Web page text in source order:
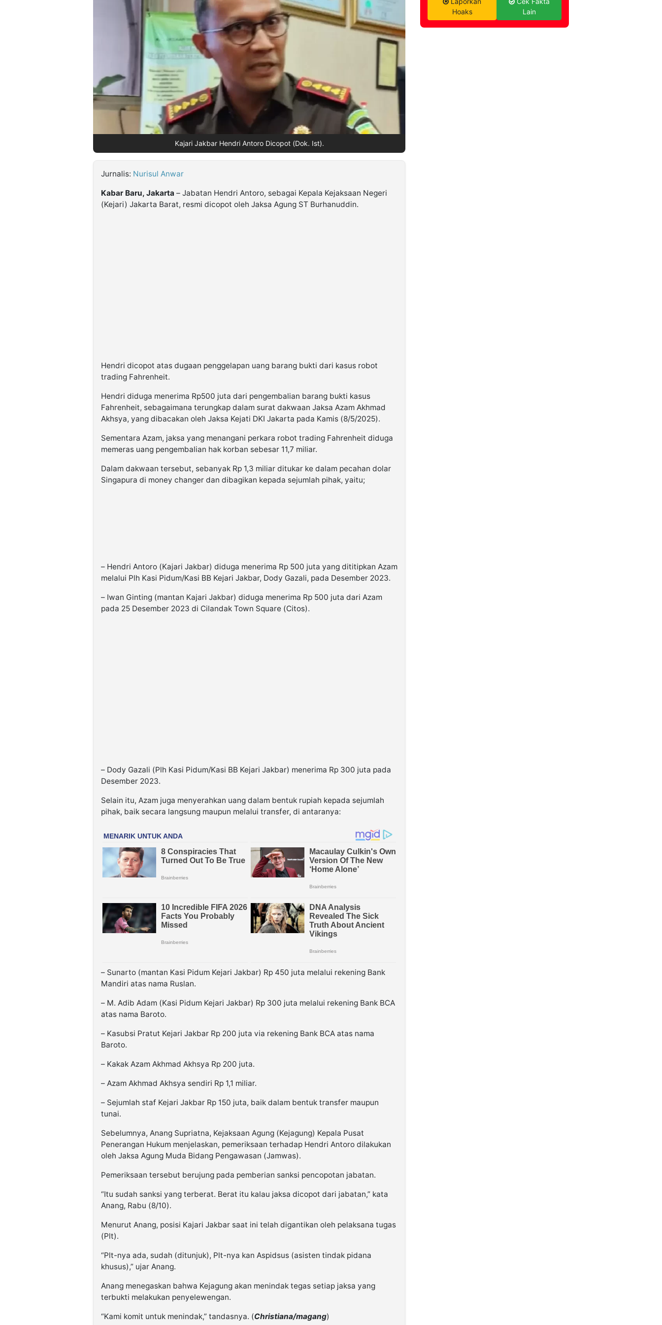
Kajari Jakbar Hendri Antoro Dicopot (Dok. Ist).
Jurnalis: Nurisul Anwar
Kabar Baru, Jakarta – Jabatan Hendri Antoro, sebagai Kepala Kejaksaan Negeri
(Kejari) Jakarta Barat, resmi dicopot oleh Jaksa Agung ST Burhanuddin.
Hendri dicopot atas dugaan penggelapan uang barang bukti dari kasus robot
trading Fahrenheit.
Hendri diduga menerima Rp500 juta dari pengembalian barang bukti kasus
Fahrenheit, sebagaimana terungkap dalam surat dakwaan Jaksa Azam Akhmad
Akhsya, yang dibacakan oleh Jaksa Kejati DKI Jakarta pada Kamis (8/5/2025).
Sementara Azam, jaksa yang menangani perkara robot trading Fahrenheit diduga
memeras uang pengembalian hak korban sebesar 11,7 miliar.
Dalam dakwaan tersebut, sebanyak Rp 1,3 miliar ditukar ke dalam pecahan dolar
Singapura di money changer dan dibagikan kepada sejumlah pihak, yaitu;
– Hendri Antoro (Kajari Jakbar) diduga menerima Rp 500 juta yang dititipkan Azam
melalui Plh Kasi Pidum/Kasi BB Kejari Jakbar, Dody Gazali, pada Desember 2023.
– Iwan Ginting (mantan Kajari Jakbar) diduga menerima Rp 500 juta dari Azam
pada 25 Desember 2023 di Cilandak Town Square (Citos).
– Dody Gazali (Plh Kasi Pidum/Kasi BB Kejari Jakbar) menerima Rp 300 juta pada
Desember 2023.
Selain itu, Azam juga menyerahkan uang dalam bentuk rupiah kepada sejumlah
pihak, baik secara langsung maupun melalui transfer, di antaranya:
– Sunarto (mantan Kasi Pidum Kejari Jakbar) Rp 450 juta melalui rekening Bank
Mandiri atas nama Ruslan.
– M. Adib Adam (Kasi Pidum Kejari Jakbar) Rp 300 juta melalui rekening Bank BCA
atas nama Baroto.
– Kasubsi Pratut Kejari Jakbar Rp 200 juta via rekening Bank BCA atas nama
Baroto.
– Kakak Azam Akhmad Akhsya Rp 200 juta.
– Azam Akhmad Akhsya sendiri Rp 1,1 miliar.
– Sejumlah staf Kejari Jakbar Rp 150 juta, baik dalam bentuk transfer maupun
tunai.
Sebelumnya, Anang Supriatna, Kejaksaan Agung (Kejagung) Kepala Pusat
Penerangan Hukum menjelaskan, pemeriksaan terhadap Hendri Antoro dilakukan
oleh Jaksa Agung Muda Bidang Pengawasan (Jamwas).
Pemeriksaan tersebut berujung pada pemberian sanksi pencopotan jabatan.
“Itu sudah sanksi yang terberat. Berat itu kalau jaksa dicopot dari jabatan,” kata
Anang, Rabu (8/10).
Menurut Anang, posisi Kajari Jakbar saat ini telah digantikan oleh pelaksana tugas
(Plt).
“Plt-nya ada, sudah (ditunjuk), Plt-nya kan Aspidsus (asisten tindak pidana
khusus),” ujar Anang.
Anang menegaskan bahwa Kejagung akan menindak tegas setiap jaksa yang
terbukti melakukan penyelewengan.
“Kami komit untuk menindak,” tandasnya. (Christiana/magang)
Hoaks
Lain